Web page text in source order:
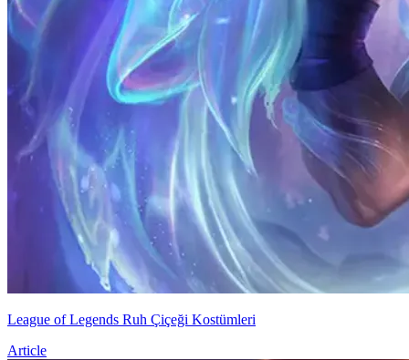
League of Legends Ruh Çiçeği Kostümleri
Article